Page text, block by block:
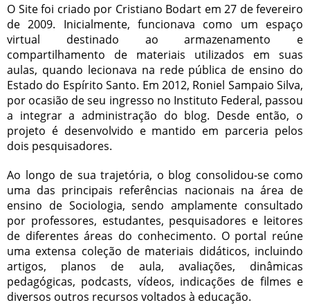
O Site foi criado por Cristiano Bodart em 27 de fevereiro
de 2009. Inicialmente, funcionava como um espaço
virtual destinado ao armazenamento e
compartilhamento de materiais utilizados em suas
aulas, quando lecionava na rede pública de ensino do
Estado do Espírito Santo. Em 2012, Roniel Sampaio Silva,
por ocasião de seu ingresso no Instituto Federal, passou
a integrar a administração do blog. Desde então, o
projeto é desenvolvido e mantido em parceria pelos
dois pesquisadores.
Ao longo de sua trajetória, o blog consolidou-se como
uma das principais referências nacionais na área de
ensino de Sociologia, sendo amplamente consultado
por professores, estudantes, pesquisadores e leitores
de diferentes áreas do conhecimento. O portal reúne
uma extensa coleção de materiais didáticos, incluindo
artigos, planos de aula, avaliações, dinâmicas
pedagógicas, podcasts, vídeos, indicações de filmes e
diversos outros recursos voltados à educação.